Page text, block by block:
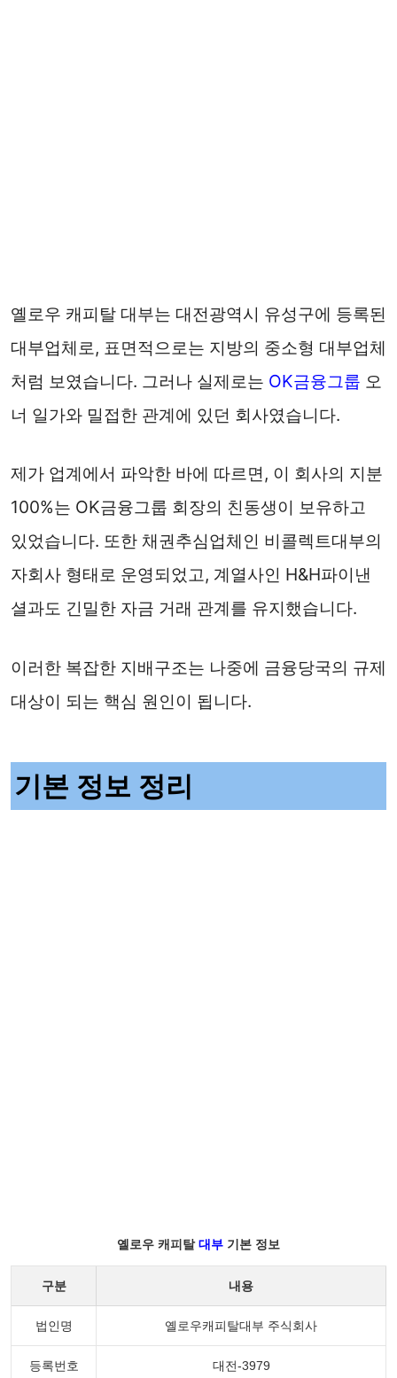
옐로우 캐피탈 대부는 대전광역시 유성구에 등록된
대부업체로, 표면적으로는 지방의 중소형 대부업체
처럼 보였습니다. 그러나 실제로는 OK금융그룹 오
너 일가와 밀접한 관계에 있던 회사였습니다.
제가 업계에서 파악한 바에 따르면, 이 회사의 지분
100%는 OK금융그룹 회장의 친동생이 보유하고
있었습니다. 또한 채권추심업체인 비콜렉트대부의
자회사 형태로 운영되었고, 계열사인 H&H파이낸
셜과도 긴밀한 자금 거래 관계를 유지했습니다.
이러한 복잡한 지배구조는 나중에 금융당국의 규제
대상이 되는 핵심 원인이 됩니다.
기본 정보 정리
옐로우 캐피탈대부 기본 정보
구분 내용
법인명 옐로우캐피탈대부 주식회사
등록번호 대전-3979